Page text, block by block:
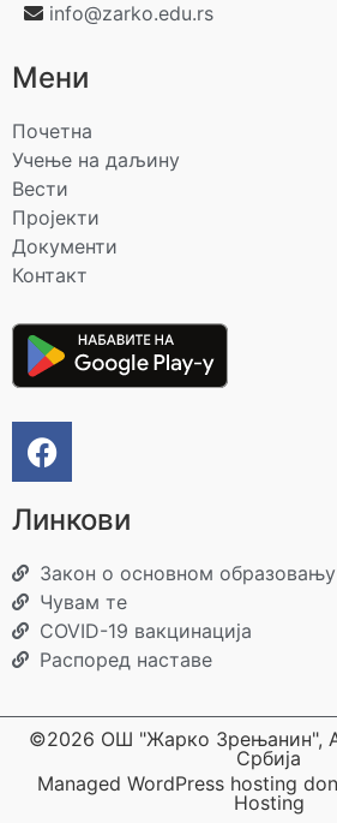
info@zarko.edu.rs
Мени
Почетна
Учење на даљину
Вести
Пројекти
Документи
Контакт
Линкови
Закон о основном
Чувам те
COVID-19 вакцинација
Распоред наставе
©2026 ОШ "Жарко Зрењанин",
Србија
Managed WordPress hosting
Hosting